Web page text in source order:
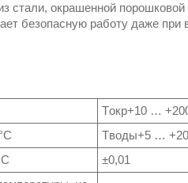
стали, окрашенной порошковой
безопасную работу даже при
Tокр+10 …
Tводы+5 …
±0,01